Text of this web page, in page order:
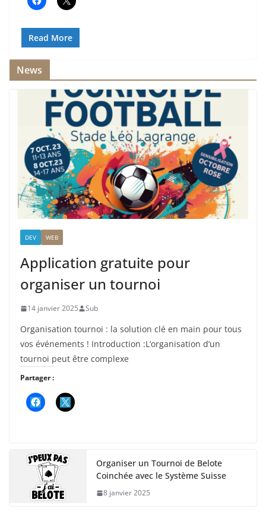
Read More
News
DEV WEB
Application gratuite pour
organiser un tournoi
14 janvier 2025 Sub
Organisation tournoi : la solution clé en main pour tous
vos événements ! Introduction :L’organisation d’un
tournoi peut être complexe
Partager :
Organiser un Tournoi de Belote
Coinchée avec le Système Suisse
8 janvier 2025